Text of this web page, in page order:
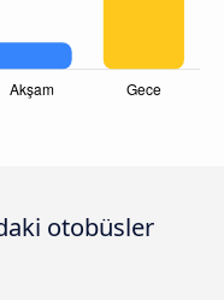
otobüsler